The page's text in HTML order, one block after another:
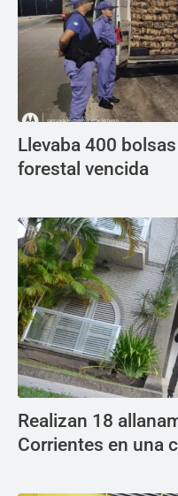
Llevaba 400
forestal vencida
Realizan 18
Corrientes en una